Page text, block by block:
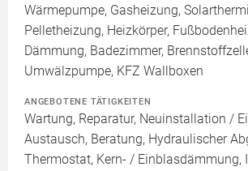
Wärmepumpe, Gasheizung,
Pelletheizung, Heizkörper,
Dämmung, Badezimmer,
Umwälzpumpe, KFZ Wallboxen
ANGEBOTENE TÄTIGKEITEN
Wartung, Reparatur, Neuinstallation /
Austausch, Beratung, Hydraulischer
Thermostat, Kern- / Einblasdämmung,